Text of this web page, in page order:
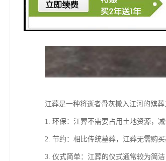
江葬是一种将逝者骨灰撒入江河的殡葬
1. 环保：江葬不需要占用土地资源，
2. 节约：相比传统墓葬，江葬无需购
3. 仪式简单：江葬的仪式通常较为简